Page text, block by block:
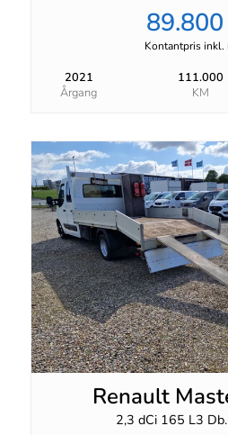
89.800
Kontantpris inkl.
2021
Årgang
111.000
KM
Renault
2,3 dCi 165 L3